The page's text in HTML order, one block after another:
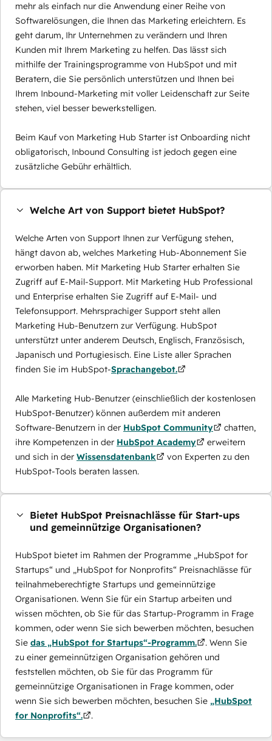
mehr als einfach nur die Anwendung einer Reihe von
Softwarelösungen, die Ihnen das Marketing erleichtern. Es
geht darum, Ihr Unternehmen zu verändern und Ihren
Kunden mit Ihrem Marketing zu helfen. Das lässt sich
mithilfe der Trainingsprogramme von HubSpot und mit
Beratern, die Sie persönlich unterstützen und Ihnen bei
Ihrem Inbound-Marketing mit voller Leidenschaft zur Seite
stehen, viel besser bewerkstelligen.
Beim Kauf von Marketing Hub Starter ist Onboarding nicht
obligatorisch, Inbound Consulting ist jedoch gegen eine
zusätzliche Gebühr erhältlich.
Welche Art von Support bietet HubSpot?
Welche Arten von Support Ihnen zur Verfügung stehen,
hängt davon ab, welches Marketing Hub-Abonnement Sie
erworben haben. Mit Marketing Hub Starter erhalten Sie
Zugriff auf E-Mail-Support. Mit Marketing Hub Professional
und Enterprise erhalten Sie Zugriff auf E-Mail- und
Telefonsupport. Mehrsprachiger Support steht allen
Marketing Hub-Benutzern zur Verfügung. HubSpot
unterstützt unter anderem Deutsch, Englisch, Französisch,
Japanisch und Portugiesisch. Eine Liste aller Sprachen
finden Sie im HubSpot-Sprachangebot.
Alle Marketing Hub-Benutzer (einschließlich der kostenlosen
HubSpot-Benutzer) können außerdem mit anderen
Software-Benutzern in der HubSpot Community
chatten,
ihre Kompetenzen in der HubSpot Academy
erweitern
und sich in der Wissensdatenbank
von Experten zu den
HubSpot-Tools beraten lassen.
Bietet HubSpot Preisnachlässe für Start-ups
und gemeinnützige Organisationen?
HubSpot bietet im Rahmen der Programme „HubSpot for
Startups“ und „HubSpot for Nonprofits“ Preisnachlässe für
teilnahmeberechtigte Startups und gemeinnützige
Organisationen. Wenn Sie für ein Startup arbeiten und
wissen möchten, ob Sie für das Startup-Programm in Frage
kommen, oder wenn Sie sich bewerben möchten, besuchen
Sie das „HubSpot for Startups“-Programm.
. Wenn Sie
zu einer gemeinnützigen Organisation gehören und
feststellen möchten, ob Sie für das Programm für
gemeinnützige Organisationen in Frage kommen, oder
wenn Sie sich bewerben möchten, besuchen Sie „HubSpot
for Nonprofits“.
.